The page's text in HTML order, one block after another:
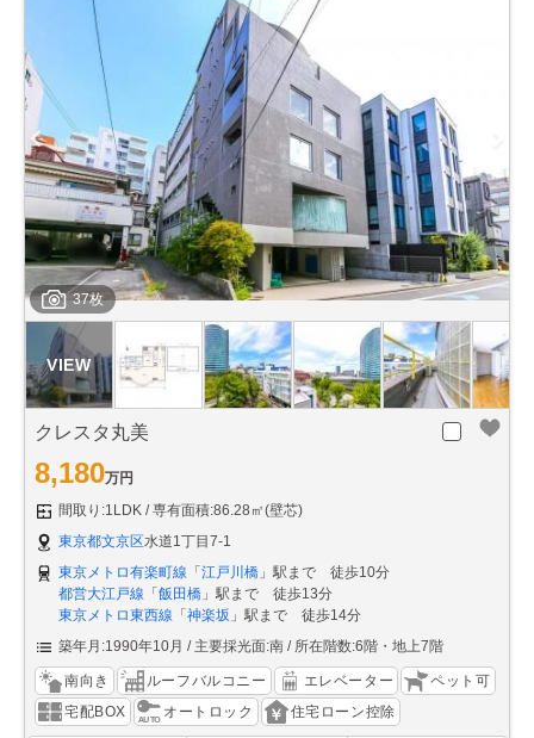
37枚
クレスタ丸美
8,180万円
間取り:1LDK
専有面積:86.28㎡(壁芯)
東京都文京区水道1丁目7-1
東京メトロ有楽町線 「 江戸川橋 」駅まで 徒歩10分
都営大江戸線 「 飯田橋 」駅まで 徒歩13分
東京メトロ東西線 「 神楽坂 」駅まで 徒歩14分
築年月:1990年10月
主要採光面:南 所在階数:6階・地上7階
南向き ルーフバルコニー エレベーター
ペット可
宅配BOX
オートロック 住宅ローン控除